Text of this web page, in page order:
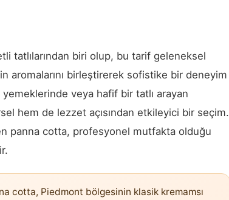
tatlılarından biri olup, bu tarif geleneksel
aromalarını birleştirerek sofistike bir deneyim
veya hafif bir tatlı arayan
hem de lezzet açısından etkileyici bir seçim.
panna cotta, profesyonel mutfakta olduğu
cotta, Piedmont bölgesinin klasik kremamsı